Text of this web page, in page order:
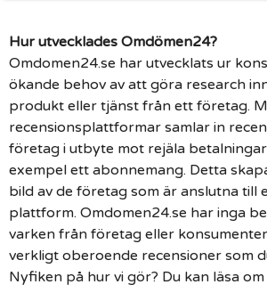
Hur utvecklades Omdömen24?
Omdomen24.se har utvecklats ur
ökande behov av att göra research
produkt eller tjänst från ett företag.
recensionsplattformar samlar in
företag i utbyte mot rejäla
exempel ett abonnemang. Detta
bild av de företag som är anslutna till
plattform. Omdomen24.se har inga
varken från företag eller
verkligt oberoende recensioner som
Nyfiken på hur vi gör? Du kan läsa